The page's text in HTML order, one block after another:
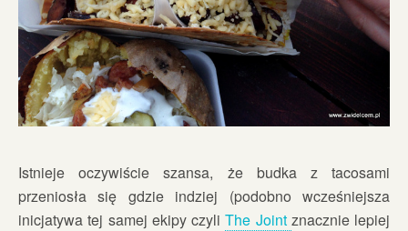
Istnieje oczywiście szansa, że budka z tacosami
przeniosła się gdzie indziej (podobno wcześniejsza
inicjatywa tej samej ekipy czyliThe Joint znacznie lepiej